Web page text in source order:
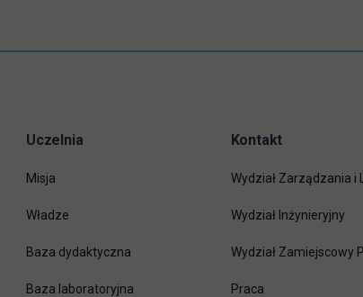
Uczelnia
Misja
Władze
Baza dydaktyczna
Baza laboratoryjna
Kontakt
Wydział Zarządzania i
Wydział Inżynieryjny
Wydział Zamiejscowy
Pracalink otwiera się w